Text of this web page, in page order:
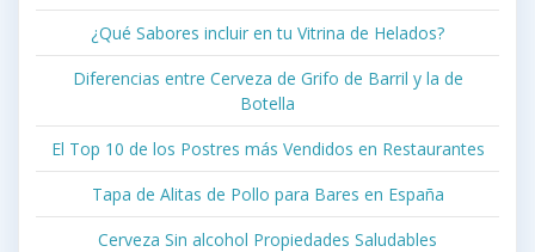
¿Qué Sabores incluir en tu Vitrina de Helados?
Diferencias entre Cerveza de Grifo de Barril y la de
Botella
El Top 10 de los Postres más Vendidos en Restaurantes
Tapa de Alitas de Pollo para Bares en España
Cerveza Sin alcohol Propiedades Saludables